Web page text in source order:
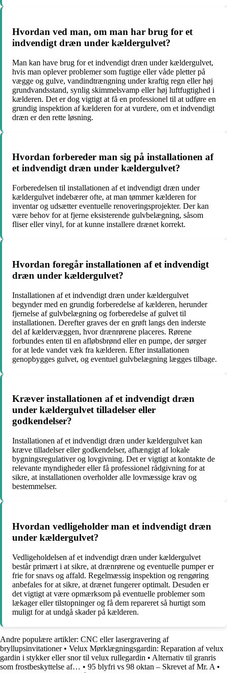
Hvordan ved man, om man har brug for et
indvendigt dræn under kældergulvet?
Man kan have brug for et indvendigt dræn under kældergulvet,
hvis man oplever problemer som fugtige eller våde pletter på
vægge og gulve, vandindtrængning under kraftig regn eller høj
grundvandsstand, synlig skimmelsvamp eller høj luftfugtighed i
kælderen. Det er dog vigtigt at få en professionel til at udføre en
grundig inspektion af kælderen for at vurdere, om et indvendigt
dræn er den rette løsning.
Hvordan forbereder man sig på installationen af
et indvendigt dræn under kældergulvet?
Forberedelsen til installationen af et indvendigt dræn under
kældergulvet indebærer ofte, at man tømmer kælderen for
inventar og udsætter eventuelle renoveringsprojekter. Der kan
være behov for at fjerne eksisterende gulvbelægning, såsom
fliser eller vinyl, for at kunne installere drænet korrekt.
Hvordan foregår installationen af et indvendigt
dræn under kældergulvet?
Installationen af et indvendigt dræn under kældergulvet
begynder med en grundig forberedelse af kælderen, herunder
fjernelse af gulvbelægning og forberedelse af gulvet til
installationen. Derefter graves der en grøft langs den inderste
del af kældervæggen, hvor drænrørene placeres. Rørene
forbundes enten til en afløbsbrønd eller en pumpe, der sørger
for at lede vandet væk fra kælderen. Efter installationen
genopbygges gulvet, og eventuel gulvbelægning lægges tilbage.
Kræver installationen af et indvendigt dræn
under kældergulvet tilladelser eller
godkendelser?
Installationen af et indvendigt dræn under kældergulvet kan
kræve tilladelser eller godkendelser, afhængigt af lokale
bygningsregulativer og lovgivning. Det er vigtigt at kontakte de
relevante myndigheder eller få professionel rådgivning for at
sikre, at installationen overholder alle lovmæssige krav og
bestemmelser.
Hvordan vedligeholder man et indvendigt dræn
under kældergulvet?
Vedligeholdelsen af et indvendigt dræn under kældergulvet
består primært i at sikre, at drænrørene og eventuelle pumper er
frie for snavs og affald. Regelmæssig inspektion og rengøring
anbefales for at sikre, at drænet fungerer optimalt. Desuden er
det vigtigt at være opmærksom på eventuelle problemer som
lækager eller tilstopninger og få dem repareret så hurtigt som
muligt for at undgå skader på kælderen.
Andre populære artikler: CNC eller lasergravering af
bryllupsinvitationer• Velux Mørklægningsgardin: Reparation af velux
gardin i stykker eller snor til velux rullegardin • Alternativ til granris
som frostbeskyttelse af… • 95 blyfri vs 98 oktan – Skrevet af Mr. A •